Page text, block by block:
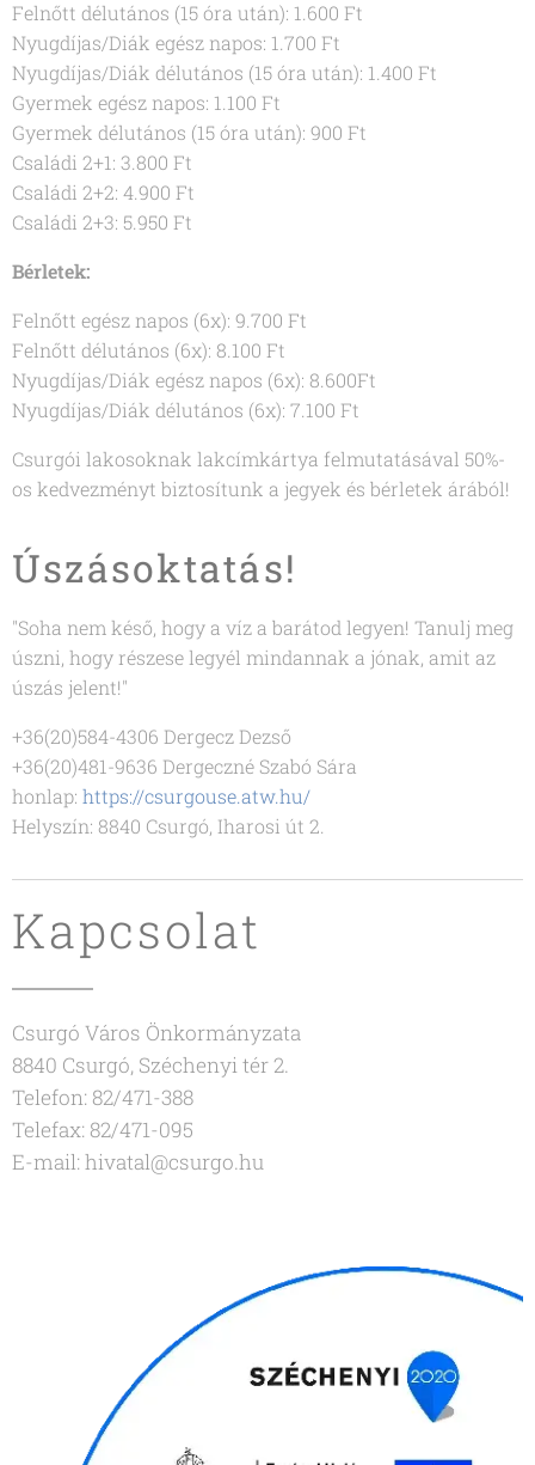
Felnőtt délutános (15 óra után): 1.600 Ft
Nyugdíjas/Diák egész napos: 1.700 Ft
Nyugdíjas/Diák délutános (15 óra után): 1.400 Ft
Gyermek egész napos: 1.100 Ft
Gyermek délutános (15 óra után): 900 Ft
Családi 2+1: 3.800 Ft
Családi 2+2: 4.900 Ft
Családi 2+3: 5.950 Ft
Bérletek:
Felnőtt egész napos (6x): 9.700 Ft
Felnőtt délutános (6x): 8.100 Ft
Nyugdíjas/Diák egész napos (6x): 8.600Ft
Nyugdíjas/Diák délutános (6x): 7.100 Ft
Csurgói lakosoknak lakcímkártya felmutatásával 50%-
os kedvezményt biztosítunk a jegyek és bérletek árából!
Úszásoktatás!
"Soha nem késő, hogy a víz a barátod legyen! Tanulj meg
úszni, hogy részese legyél mindannak a jónak, amit az
úszás jelent!"
+36(20)584-4306 Dergecz Dezső
+36(20)481-9636 Dergeczné Szabó Sára
honlap: https://csurgouse.atw.hu/
Helyszín: 8840 Csurgó, Iharosi út 2.
Kapcsolat
Csurgó Város Önkormányzata
8840 Csurgó, Széchenyi tér 2.
Telefon: 82/471-388
Telefax: 82/471-095
E-mail: hivatal@csurgo.hu